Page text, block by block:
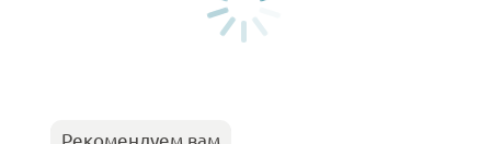
Рекомендуем вам